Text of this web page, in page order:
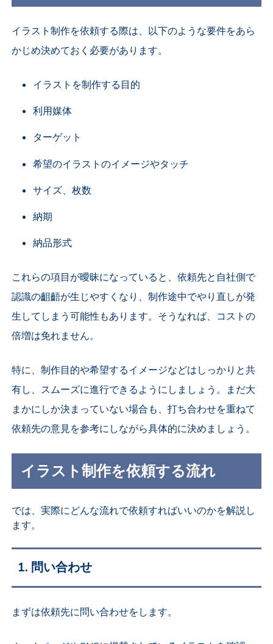
イラスト制作を依頼する際は、以下のような要件をあら
かじめ決めておく必要があります。
イラストを制作する目的
利用媒体
ターゲット
希望のイラストのイメージやタッチ
サイズ、枚数
納期
納品形式
これらの項目が曖昧になっていると、依頼先と自社側で
認識の齟齬が生じやすくなり、制作途中でやり直しが発
生してしまう可能性もあります。そうなれば、コストの
倍増は免れません。
特に、制作目的や希望するイメージなどはしっかりと共
有し、スムーズに進行できるようにしましょう。まだ大
まかにしか決まっていない場合も、打ち合わせを重ねて
依頼先の意見を参考にしながら具体的に決めましょう。
イラスト制作を依頼する流れ
では、実際にどんな流れで依頼すればいいのかを解説し
ます。
1. 問い合わせ
まずは依頼先に問い合わせをします。